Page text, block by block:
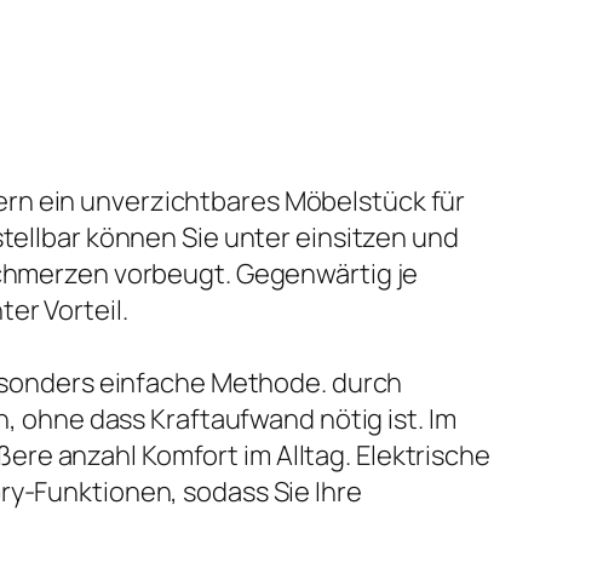
ein unverzichtbares Möbelstück für
können Sie unter einsitzen und
vorbeugt. Gegenwärtig je
Vorteil.
einfache Methode. durch
ohne dass Kraftaufwand nötig ist. Im
anzahl Komfort im Alltag. Elektrische
Funktionen, sodass Sie Ihre